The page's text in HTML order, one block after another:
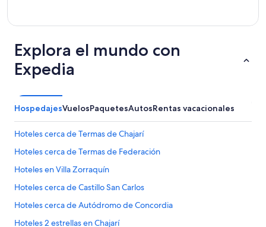
Explora el mundo con
Expedia
HospedajesVuelosPaquetesAutosRentas vacacionales
Hoteles cerca de Termas de Chajarí
Hoteles cerca de Termas de Federación
Hoteles en Villa Zorraquín
Hoteles cerca de Castillo San Carlos
Hoteles cerca de Autódromo de Concordia
Hoteles 2 estrellas en Chajarí